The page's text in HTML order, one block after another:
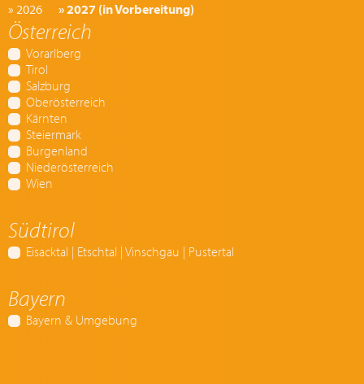
» 2026 » 2027 (in Vorbereitung)
Österreich
Vorarlberg
Tirol
Salzburg
Oberösterreich
Kärnten
Steiermark
Burgenland
Niederösterreich
Wien
Südtirol
Eisacktal | Etschtal | Vinschgau | Pustertal
Bayern
Bayern & Umgebung